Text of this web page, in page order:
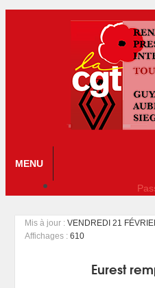
MENU
Mis à jour : VENDREDI 21
Affichages : 610
Eurest